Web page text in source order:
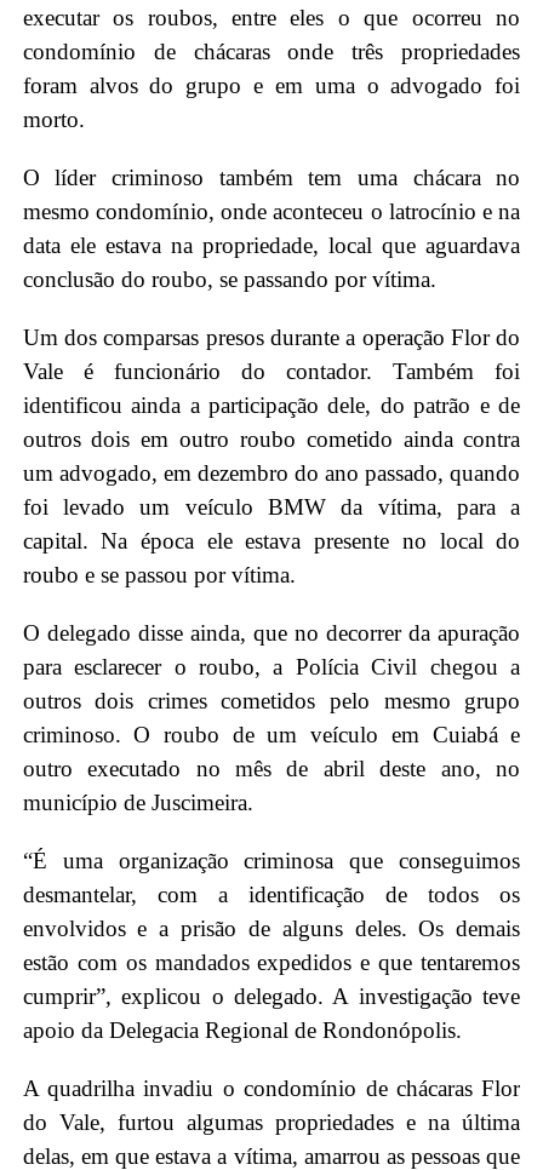
executar os roubos, entre eles o que ocorreu no
condomínio de chácaras onde três propriedades
foram alvos do grupo e em uma o advogado foi
morto.
O líder criminoso também tem uma chácara no
mesmo condomínio, onde aconteceu o latrocínio e na
data ele estava na propriedade, local que aguardava
conclusão do roubo, se passando por vítima.
Um dos comparsas presos durante a operação Flor do
Vale é funcionário do contador. Também foi
identificou ainda a participação dele, do patrão e de
outros dois em outro roubo cometido ainda contra
um advogado, em dezembro do ano passado, quando
foi levado um veículo BMW da vítima, para a
capital. Na época ele estava presente no local do
roubo e se passou por vítima.
O delegado disse ainda, que no decorrer da apuração
para esclarecer o roubo, a Polícia Civil chegou a
outros dois crimes cometidos pelo mesmo grupo
criminoso. O roubo de um veículo em Cuiabá e
outro executado no mês de abril deste ano, no
município de Juscimeira.
“É uma organização criminosa que conseguimos
desmantelar, com a identificação de todos os
envolvidos e a prisão de alguns deles. Os demais
estão com os mandados expedidos e que tentaremos
cumprir”, explicou o delegado. A investigação teve
apoio da Delegacia Regional de Rondonópolis.
A quadrilha invadiu o condomínio de chácaras Flor
do Vale, furtou algumas propriedades e na última
delas, em que estava a vítima, amarrou as pessoas que